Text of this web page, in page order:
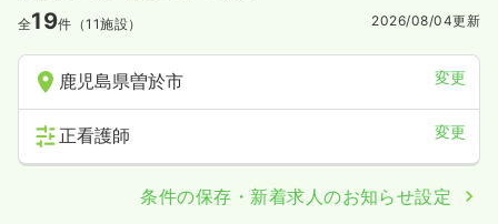
全19件（11施設） 2026/08/04更新
鹿児島県曽於市 変更
正看護師 変更
条件の保存・新着求人のお知らせ設定